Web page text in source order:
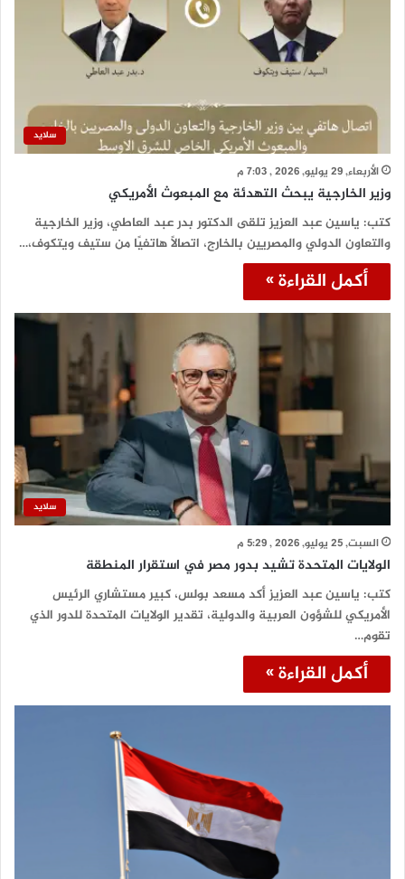
سلايد
الأربعاء, 29 يوليو, 2026 , 7:03 م
وزير الخارجية يبحث التهدئة مع المبعوث الأمريكي
كتب: ياسين عبد العزيز تلقى الدكتور بدر عبد العاطي، وزير الخارجية
والتعاون الدولي والمصريين بالخارج، اتصالًا هاتفيًا من ستيف ويتكوف،…
أكمل القراءة »
سلايد
السبت, 25 يوليو, 2026 , 5:29 م
الولايات المتحدة تشيد بدور مصر في استقرار المنطقة
كتب: ياسين عبد العزيز أكد مسعد بولس، كبير مستشاري الرئيس
الأمريكي للشؤون العربية والدولية، تقدير الولايات المتحدة للدور الذي
تقوم…
أكمل القراءة »